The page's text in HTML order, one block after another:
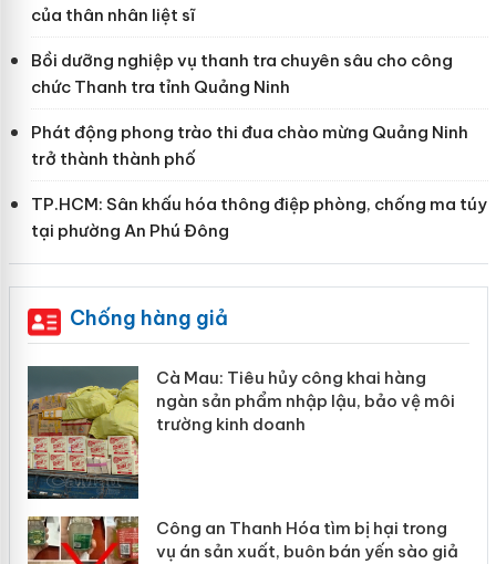
của thân nhân liệt sĩ
Bồi dưỡng nghiệp vụ thanh tra chuyên sâu cho công
chức Thanh tra tỉnh Quảng Ninh
Phát động phong trào thi đua chào mừng Quảng Ninh
trở thành thành phố
TP.HCM: Sân khấu hóa thông điệp phòng, chống ma túy
tại phường An Phú Đông
Chống hàng giả
Khẩn trương xác minh, xử lý sản phẩm
Slimaura Care x3 sử dụng giấy phép
giả mạo
Lào Cai xử lý 83 vụ vi phạm thương
mại trong tháng 7